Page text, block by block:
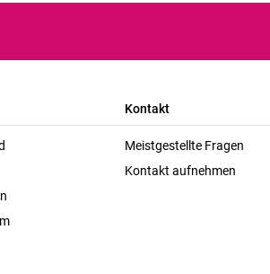
Kontakt
Meistgestellte Fragen
Kontakt aufnehmen